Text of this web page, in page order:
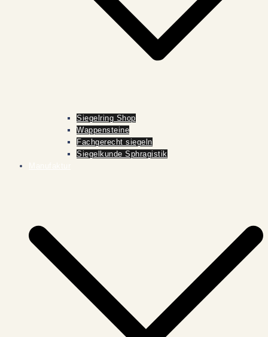
Siegelring Shop
Wappensteine
Fachgerecht siegeln
Siegelkunde Sphragistik